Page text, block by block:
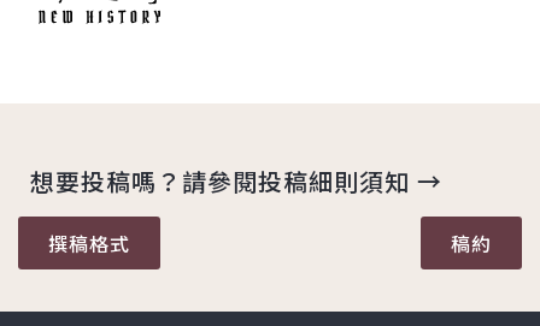
想要投稿嗎？請參閱投稿細則須知 →
撰稿格式 稿約